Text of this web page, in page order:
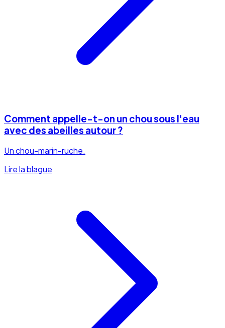
Comment appelle-t-on un chou sous l'eau
avec des abeilles autour ?
Un chou-marin-ruche.
Lire la blague